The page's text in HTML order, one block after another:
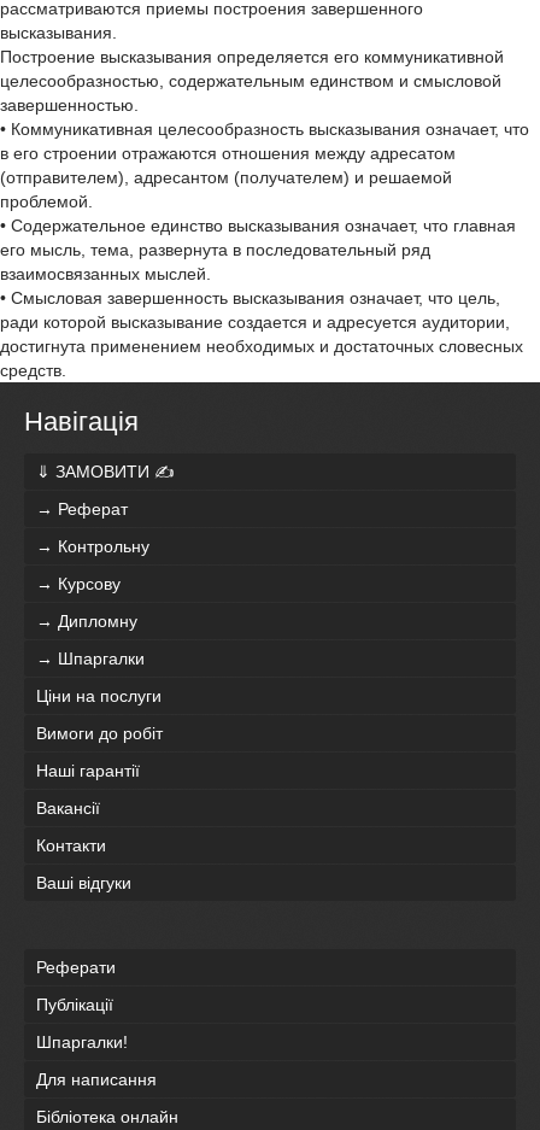
рассматриваются приемы построения завершенного
высказывания.
Построение высказывания определяется его коммуникативной
целесообразностью, содержательным единством и смысловой
завершенностью.
• Коммуникативная целесообразность высказывания означает, что
в его строении отражаются отношения между адресатом
(отправителем), адресантом (получателем) и решаемой
проблемой.
• Содержательное единство высказывания означает, что главная
его мысль, тема, развернута в последовательный ряд
взаимосвязанных мыслей.
• Смысловая завершенность высказывания означает, что цель,
ради которой высказывание создается и адресуется аудитории,
достигнута применением необходимых и достаточных словесных
средств.
Навігація
⇓ ЗАМОВИТИ ✍
→ Реферат
→ Контрольну
→ Курсову
→ Дипломну
→ Шпаргалки
Ціни на послуги
Вимоги до робіт
Наші гарантії
Вакансії
Контакти
Ваші відгуки
Реферати
Публікації
Шпаргалки!
Для написання
Бібліотека онлайн